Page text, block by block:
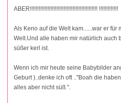
ABER!!!!!!!!!!!!!!!!!!!!!!!!!!!!!!!!!!!!!!!!!!!!!! !!!!!!!!!!!!!
Als Keno auf die Welt kam......war er für
Welt.Und alle haben mir natürlich auch
süßer kerl ist.
Wenn ich mir heute seine Babybilder
Geburt )..denke ich oft .."Boah die
alles aber nicht süß ".